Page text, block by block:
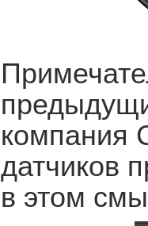
компания
датчиков
в этом